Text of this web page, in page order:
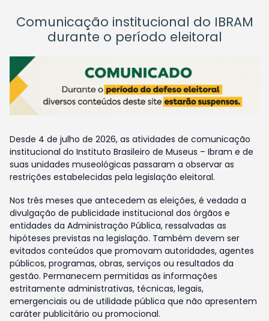
Comunicação institucional do IBRAM
durante o período eleitoral
Desde 4 de julho de 2026, as atividades de comunicação
institucional do Instituto Brasileiro de Museus – Ibram e de
suas unidades museológicas passaram a observar as
restrições estabelecidas pela legislação eleitoral.
Nos três meses que antecedem as eleições, é vedada a
divulgação de publicidade institucional dos órgãos e
entidades da Administração Pública, ressalvadas as
hipóteses previstas na legislação. Também devem ser
evitados conteúdos que promovam autoridades, agentes
públicos, programas, obras, serviços ou resultados da
gestão. Permanecem permitidas as informações
estritamente administrativas, técnicas, legais,
emergenciais ou de utilidade pública que não apresentem
caráter publicitário ou promocional.